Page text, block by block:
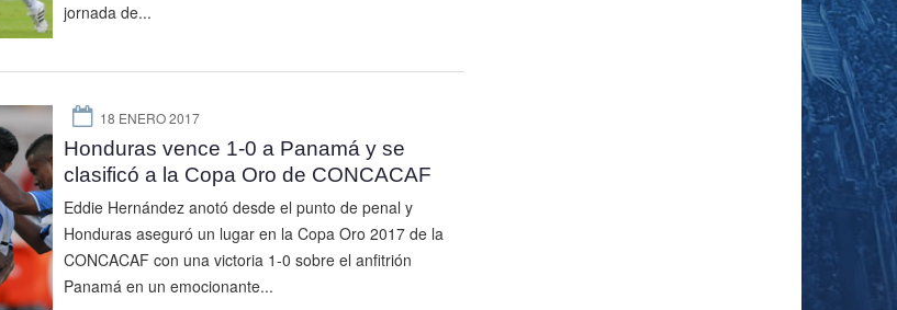
jornada de...
18 ENERO 2017
Honduras vence 1-0 a Panamá y se
clasificó a la Copa Oro de CONCACAF
Eddie Hernández anotó desde el punto de penal y
Honduras aseguró un lugar en la Copa Oro 2017 de la
CONCACAF con una victoria 1-0 sobre el anfitrión
Panamá en un emocionante...